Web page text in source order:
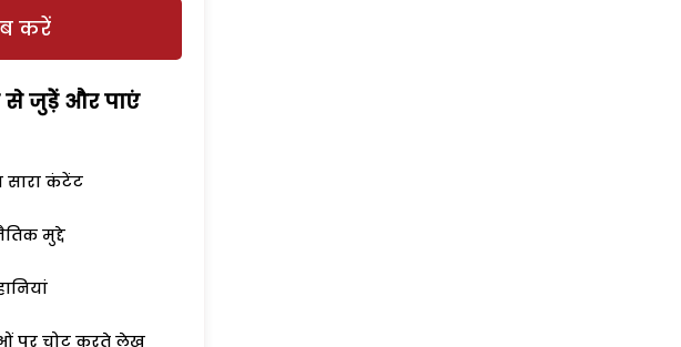
करें
से जुड़ेें और पाएं
सारा कंटेंट
मुद्दे
पर चोट करते लेख